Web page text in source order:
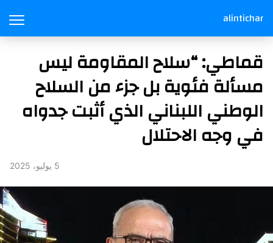
alintichar
قماطي: “سلاح المقاومة ليس
مسألة فئوية بل جزء من السلاح
الوطني اللبناني الذي أثبت جدواه
في وجه الاحتلال
5 يوليو، 2025